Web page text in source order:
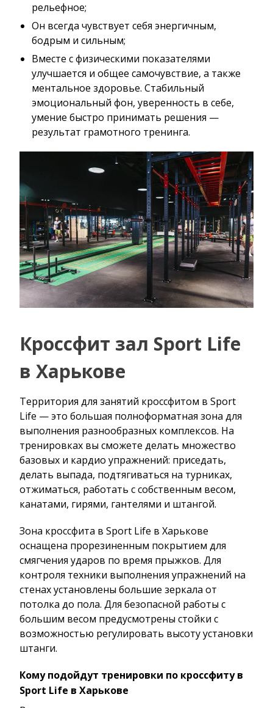
рельефное;
Он всегда чувствует себя энергичным,
бодрым и сильным;
Вместе с физическими показателями
улучшается и общее самочувствие, а также
ментальное здоровье. Стабильный
эмоциональный фон, уверенность в себе,
умение быстро принимать решения —
результат грамотного тренинга.
Кроссфит зал Sport Life
в Харькове
Территория для занятий кроссфитом в Sport
Life — это большая полноформатная зона для
выполнения разнообразных комплексов. На
тренировках вы сможете делать множество
базовых и кардио упражнений: приседать,
делать выпада, подтягиваться на турниках,
отжиматься, работать с собственным весом,
канатами, гирями, гантелями и штангой.
Зона кроссфита в Sport Life в Харькове
оснащена прорезиненным покрытием для
смягчения ударов по время прыжков. Для
контроля техники выполнения упражнений на
стенах установлены большие зеркала от
потолка до пола. Для безопасной работы с
большим весом предусмотрены стойки с
возможностью регулировать высоту установки
штанги.
Кому подойдут тренировки по кроссфиту в
Sport Life в Харькове